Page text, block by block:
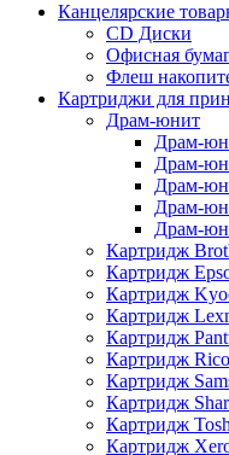
Канцелярские
CD Диски
Офисная
Флеш
Картриджи для
Драм-юнит
Драм-
Драм-
Драм-
Драм-
Драм-
Картридж
Картридж
Картридж
Картридж
Картридж
Картридж
Картридж
Картридж
Картридж
Картридж